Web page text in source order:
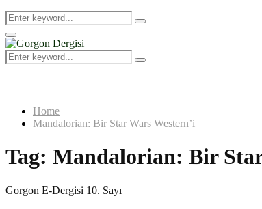
Search
for:
Search
Primary
Menu
Search
for:
Search
Home
Mandalorian: Bir Star Wars Western’i
Tag: Mandalorian: Bir
Gorgon E-Dergisi 10. Sayı